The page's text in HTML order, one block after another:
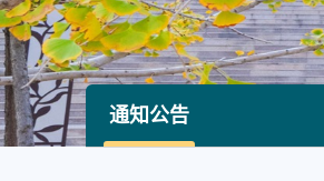
通知公告